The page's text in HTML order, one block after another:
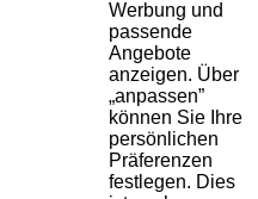
Werbung und
passende
Angebote
anzeigen. Über
„anpassen”
können Sie Ihre
persönlichen
Präferenzen
festlegen. Dies